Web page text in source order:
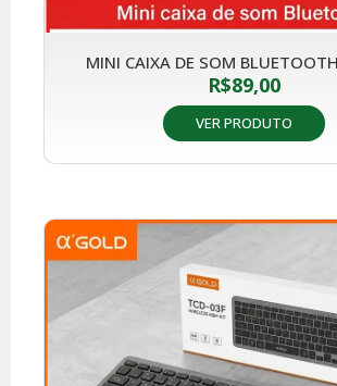
MINI CAIXA DE SOM
R$89,00
VER PRODUTO